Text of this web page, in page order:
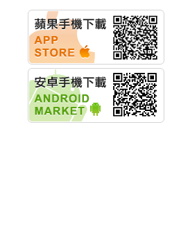
碩通散熱股份有限公司
公告董事會通過發言人
及代理發
華旭先進:代重要子公司
碩通散熱股份有限公司
公告董事會決議發行員
工認股權
華旭先進:代重要子公司
碩通散熱股份有限公司